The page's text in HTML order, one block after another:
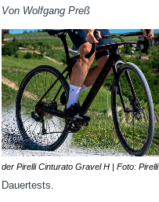
Von Wolfgang Preß
der Pirelli Cinturato Gravel H | Foto: Pirelli
Dauertests.